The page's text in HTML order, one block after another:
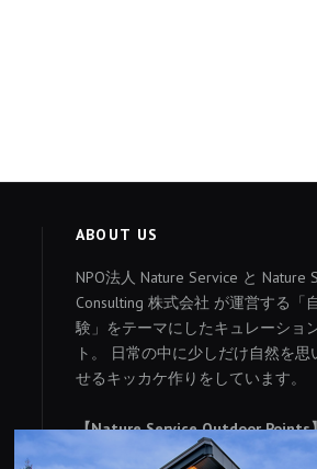
ABOUT US
NPO法人 Nature Service と Nature
Consulting 株式会社 が運営する「
験」をテーマにしたキュレーショ
ト。 日常の中に少しだけ自然を思
せるキッカケ作りをしています。
【Nature Service Outdoor Points
やすらぎの森オートキャンプ場